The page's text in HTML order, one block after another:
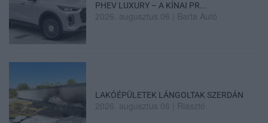
PHEV LUXURY – A KÍNAI PR...
2026. augusztus 06 Barta Autó
LAKÓÉPÜLETEK LÁNGOLTAK SZERDÁN
2026. augusztus 06 Riasztó